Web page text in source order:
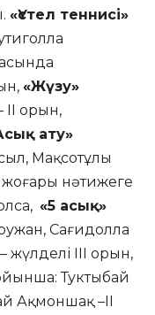
«Үстел теннисі»
«Жүзу»
II орын,
ату»
Мақсотұлы
нәтижеге
«5 асық»
Сағидолла
жүлделі III орын,
Туктыбай
Ақмоншақ –II